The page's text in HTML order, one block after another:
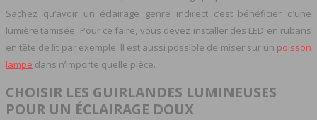
Sachez qu’avoir un éclairage genre indirect c’est bénéficier d’une
lumière tamisée. Pour ce faire, vous devez installer des LED en rubans
en tête de lit par exemple. Il est aussi possible de miser sur un poisson
lampe dans n’importe quelle pièce.
CHOISIR LES GUIRLANDES LUMINEUSES
POUR UN ÉCLAIRAGE DOUX